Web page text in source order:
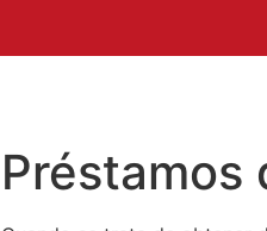
Préstamos